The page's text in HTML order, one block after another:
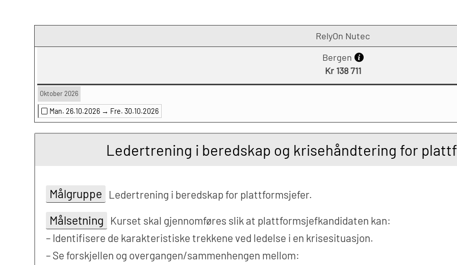
RelyOn Nutec
Bergen
Kr 138 711
Oktober 2026
Man. 26.10.2026 → Fre. 30.10.2026
Ledertrening i beredskap og krisehåndtering for
Målgruppe Ledertrening i beredskap for plattformsjefer.
Målsetning
Kurset skal gjennomføres slik at plattformsjefkandidaten kan:
– Identifisere de karakteristiske trekkene ved ledelse i en krisesituasjon.
– Se forskjellen og overgangen/sammenhengen mellom: